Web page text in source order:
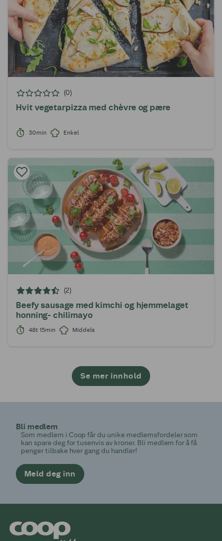
(0)
Hvit vegetarpizza med chèvre og pære
30min Enkel
(2)
Beefy sausage med kimchi og hjemmelaget
honning- chilimayo
48t 15min Middels
Se mer innhold
Bli medlem
Som medlem i Coop får du unike medlemsfordeler som
kan spare deg for tusenvis av kroner. Bli medlem for å få
penger tilbake hver gang du handler!
Meld deg inn